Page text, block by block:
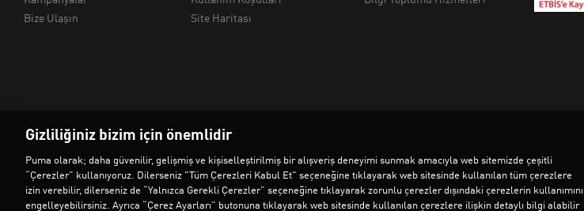
Gizliliğiniz bizim için önemlidir
Puma olarak; daha güvenilir, gelişmiş ve kişiselleştirilmiş bir alışveriş deneyimi sunmak amacıyla web sitemizde çeşitli
“Çerezler” kullanıyoruz. Dilerseniz "Tüm Çerezleri Kabul Et" seçeneğine tıklayarak web sitesinde kullanılan tüm çerezlere
izin verebilir, dilerseniz de “Yalnızca Gerekli Çerezler” seçeneğine tıklayarak zorunlu çerezler dışındaki çerezlerin kullanımını
engelleyebilirsiniz. Ayrıca “Çerez Ayarları” butonuna tıklayarak web sitesinde kullanılan çerezlere ilişkin detaylı bilgi alabilir